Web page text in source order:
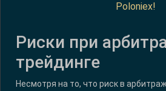
Poloniex!
Риски при
трейдинге
Несмотря на то, что риск в